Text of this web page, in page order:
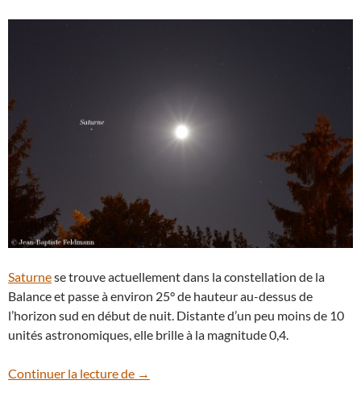
Saturnese trouve actuellement dans la constellation de la
Balance et passe à environ 25° de hauteur au-dessus de
l’horizon sud en début de nuit. Distante d’un peu moins de 10
unités astronomiques, elle brille à la magnitude 0,4.
Continuer la lecture de La Lune à l’ouest de Saturne le 25 juillet
→